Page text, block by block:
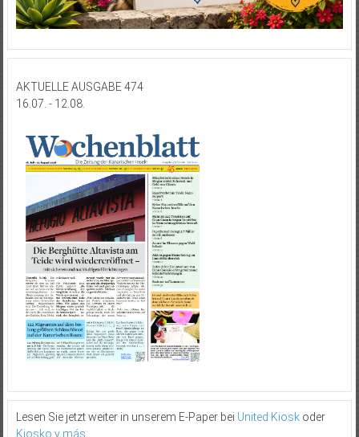
AKTUELLE AUSGABE 474
16.07. - 12.08.
Lesen Sie jetzt weiter in unserem E-Paper bei United Kioskoder
Kiosko y más